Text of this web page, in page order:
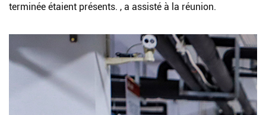
terminée étaient présents. , a assisté à la réunion.